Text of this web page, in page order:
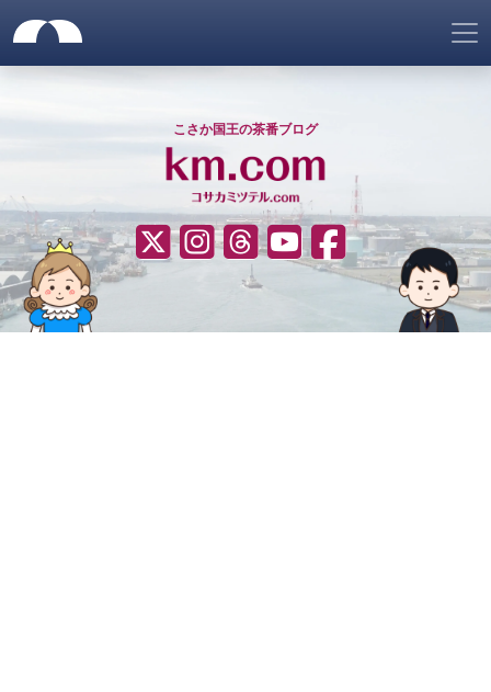
ナビゲーションをスキップ
仮想ネット国家「ゴノヘマ
サイトメニュー
サイトヘッダー
こさか国王の茶番ブログ
????（Twitter）
Instagram
ThreadsYouTubeFacebook